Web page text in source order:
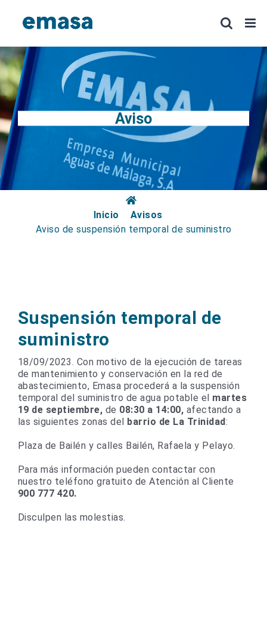
Aviso
Inicio
Avisos
Aviso de suspensión temporal de suministro
Suspensión temporal de
suministro
18/09/2023. Con motivo de la ejecución de tareas
de mantenimiento y conservación en la red de
abastecimiento, Emasa procederá a la suspensión
temporal del suministro de agua potable el martes
19 de septiembre, de 08:30 a 14:00, afectando a
las siguientes zonas del barrio de La Trinidad:
Plaza de Bailén y calles Bailén, Rafaela y Pelayo.
Para más información pueden contactar con
nuestro teléfono gratuito de Atención al Cliente
900 777 420.
Disculpen las molestias.